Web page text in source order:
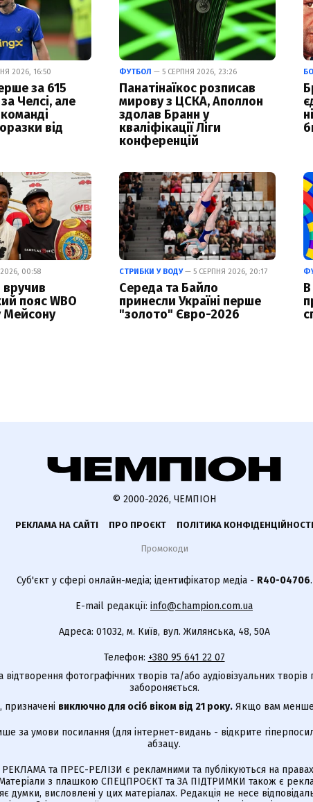
2026, 16:50
за 615
Челсі, але
від
ФУТБОЛ — 5 СЕРПНЯ 2026, 23:26
Панатінаїкос розписав
мирову з ЦСКА, Аполлон
здолав Бранн у
кваліфікації Ліги
конференцій
00:58
пояс WBO
Мейсону
СТРИБКИ У ВОДУ— 5 СЕРПНЯ 2026, 20:17
Середа та Байло
принесли Україні перше
"золото" Євро-2026
В
© 2000-2026, ЧЕМПІОН
РЕКЛАМА НА САЙТІ ПРО ПРОЄКТ ПОЛІТИКА КОНФІДЕНЦІЙНОСТІ
Промокоди
Суб'єкт у сфері онлайн-медіа; ідентифікатор медіа - R40-04706.
E-mail редакції: info@champion.com.ua
Адреса: 01032, м. Київ, вул. Жилянська, 48, 50А
Телефон: +380 95 641 22 07
фотографічних творів та/або аудіовізуальних
забороняється.
призначені виключно для осіб віком від 21 року. Якщо вам менше
за умови посилання (для інтернет-видань - відкрите
абзацу.
РЕКЛАМА та ПРЕС-РЕЛІЗИ є рекламними та публікуються на
Матеріали з плашкою СПЕЦПРОЄКТ та ЗА ПІДТРИМКИ також є
думки, висловлені у цих матеріалах. Редакція не несе